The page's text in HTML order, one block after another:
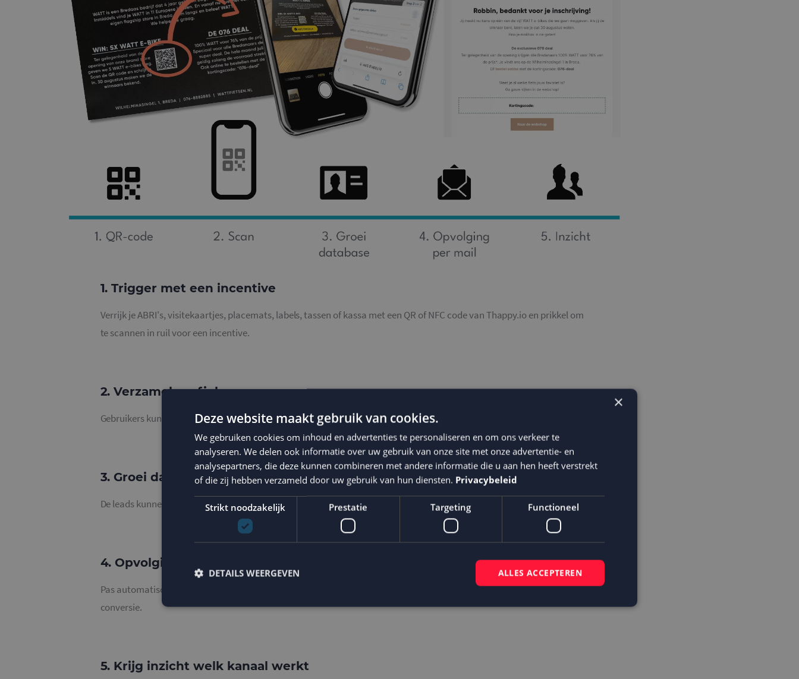
1. Trigger met een incentive
Verrijk je ABRI's, visitekaartjes, placemats, labels, tassen of kassa met een QR of NFC code van Thappy.io en prikkel om
te scannen in ruil voor een incentive.
2. Verzamel profielen
Gebruikers kunnen zichzelf eenvoudig registreren met hun mobiele telefoon.
3. Groei database
De leads kunnen vanuit Thappy automatisch doorgestuurd worden naar MailCampaigns.
4. Opvolging per mail
Pas automatisch campagnes in MailCampaigns toe om de leads op te volgen. Verrijk profielen en werkt toe naar een
conversie.
5. Krijg inzicht welk kanaal werkt
×
Deze website maakt gebruik van cookies.
We gebruiken cookies om inhoud en advertenties te personaliseren en om ons verkeer te
analyseren. We delen ook informatie over uw gebruik van onze site met onze advertentie- en
analysepartners, die deze kunnen combineren met andere informatie die u aan hen heeft verstrekt
of die zij hebben verzameld door uw gebruik van hun diensten. Privacybeleid
Strikt noodzakelijk Prestatie Targeting Functioneel
ALLES ACCEPTEREN
DETAILS WEERGEVEN
accountbeheer. De website kan niet goed worden gebruikt zonder de strikt noodzakelijke cookies.